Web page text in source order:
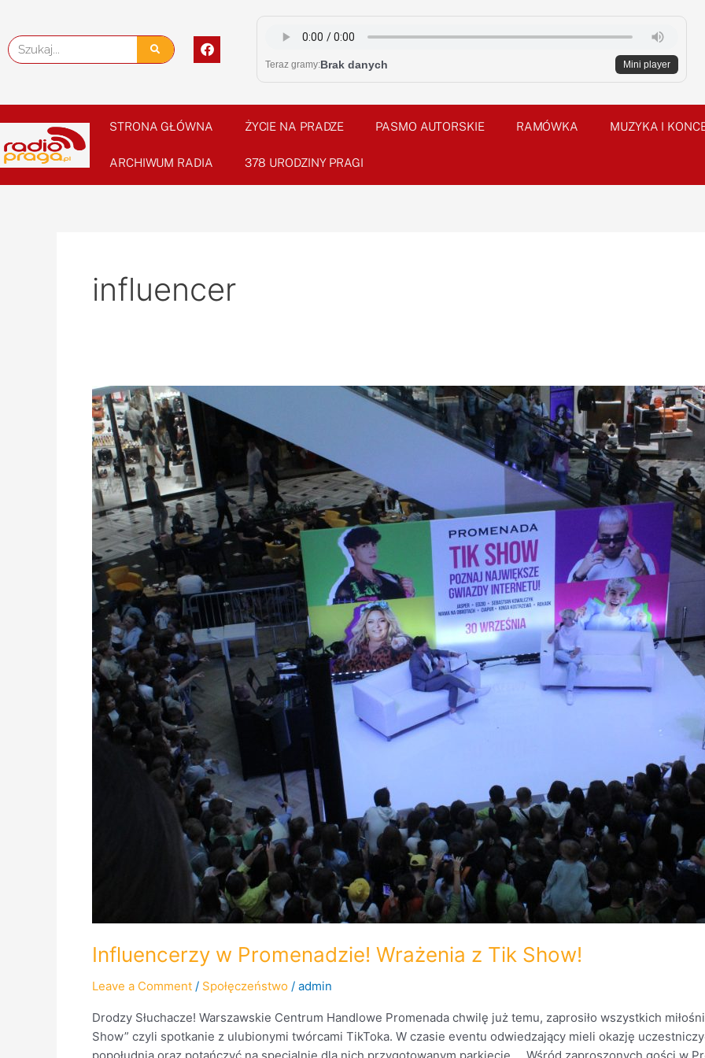
content
Szukaj
F
a
c
o
o
k
Teraz gramy:Brak danych Mini player
STRONA GŁÓWNA ŻYCIE NA PRADZE PASMO AUTORSKIE RAMÓWKA MUZYKA I
ARCHIWUM RADIA 378 URODZINY PRAGI
influencer
Influencerzy w Promenadzie! Wrażenia z Tik Show!
Leave a Comment / Społęczeństwo / admin
Drodzy Słuchacze! Warszawskie Centrum Handlowe Promenada chwilę już temu, zaprosiło wszystkich
Show” czyli spotkanie z ulubionymi twórcami TikToka. W czasie eventu odwiedzający mieli okazję
popołudnia oraz potańczyć na specjalnie dla nich przygotowanym parkiecie. Wśród zaproszonych gości w
Influencerzy
w
Promenadzie!
Wrażenia
z
Tik
Show!